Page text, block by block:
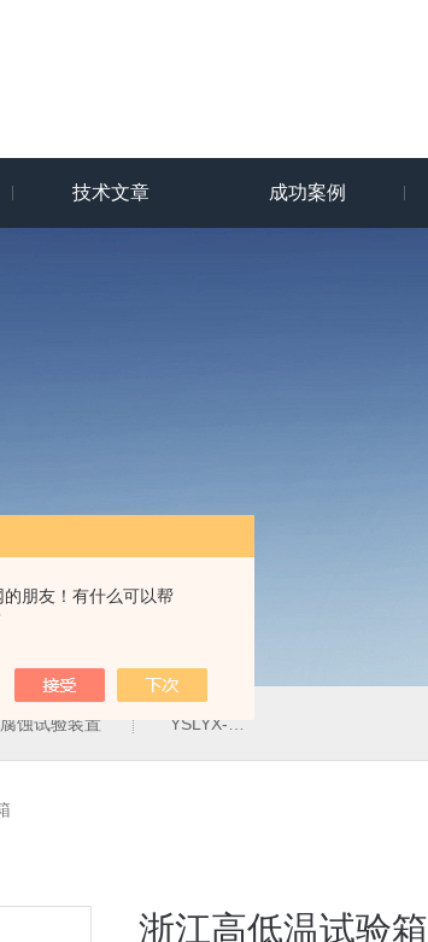
的朋友！有什么可以帮
技术文章 成功案例
蚀试验装置 YSLYX-010防水试验设备
浙江高低温试验箱